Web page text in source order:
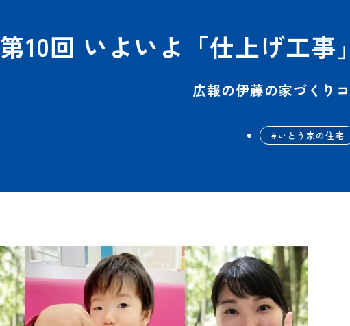
第10回 いよいよ「仕上げ工事
広報の伊藤の家づくり
いとう家の住宅